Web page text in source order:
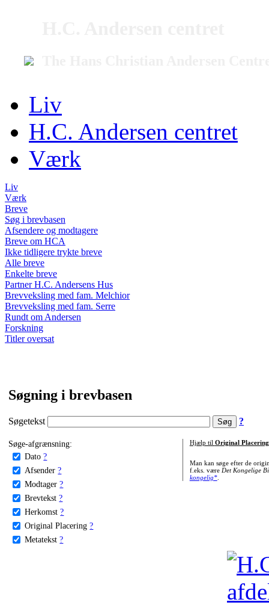
Liv
H.C. Andersen centret
Værk
Liv
Værk
Breve
Søg i brevbasen
Afsendere og modtagere
Breve om HCA
Ikke tidligere trykte breve
Alle breve
Enkelte breve
Partner H.C. Andersens Hus
Brevveksling med fam. Melchior
Brevveksling med fam. Serre
Rundt om Andersen
Forskning
Titler oversat
Søgning i brevbasen
Søgetekst ?
Søge-afgrænsning:
Dato ?
Afsender ?
Modtager ?
Brevtekst ?
Herkomst ?
Original Placering ?
Metatekst ?
Hjælp til Original Placering
Man kan søge efter de
f.eks. være Det Kongelige
kongelig*.